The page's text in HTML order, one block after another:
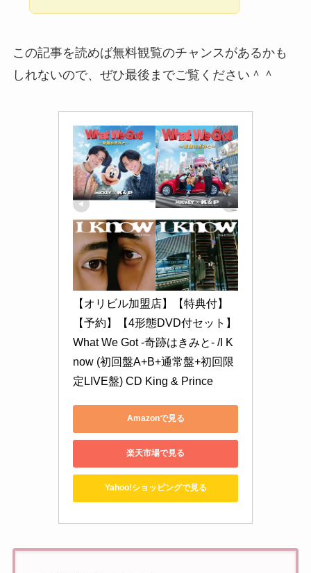
この記事を読めば無料観覧のチャンスがあるかも
しれないので、ぜひ最後までご覧ください＾＾
【オリビル加盟店】【特典付】
【予約】【4形態DVD付セット】
What We Got -奇跡はきみと- /I K
now (初回盤A+B+通常盤+初回限
定LIVE盤) CD King & Prince
Amazonで見る
楽天市場で見る
Yahoo!ショッピングで見る